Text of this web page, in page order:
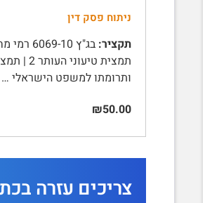
ניתוח פסק דין
תקציר:
ותרומתו למשפט הישראלי …
₪50.00
צריכים עזרה